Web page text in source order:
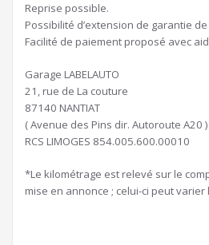
Reprise possible.
Possibilité d’extension de garantie
Facilité de paiement proposé avec
Garage LABELAUTO
21, rue de La couture
87140 NANTIAT
( Avenue des Pins dir. Autoroute A20 )
RCS LIMOGES 854.005.600.00010
*Le kilométrage est relevé sur le
mise en annonce ; celui-ci peut